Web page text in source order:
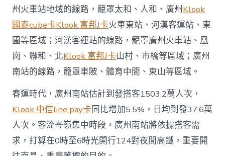
州火車站地域的線路，籠罩太和、人和、廣州Klook
國泰cube卡Klook 富邦J卡火車東站、河漢客運站、東
圃等區域；河漢客運站的線路，籠罩廣州火車站、凰
崗、聯和、北Klook 富邦J卡山村、市橋等區域；廣州
南站的線路，籠罩車陂、體育中間、東山等區域。
春運時代，廣州南站估計到發搭客1503.2萬人次，
Klook 中信line pay卡同比增加5.5%，日均到發37.6萬
人次。客流岑嶺集中時段，廣州南站將依據搭客需
求，打算在0時至6時光開行124對夜間高鐵，重要開